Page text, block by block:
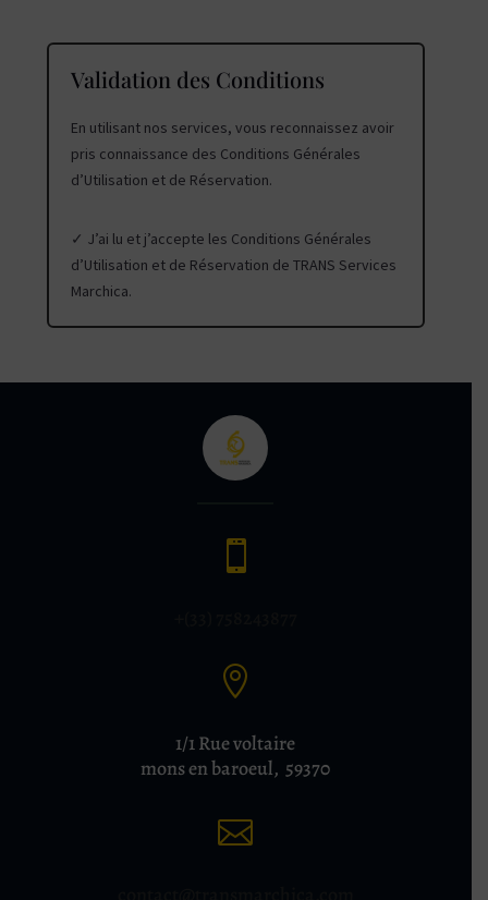
Validation des Conditions
En utilisant nos services, vous reconnaissez avoir
pris connaissance des Conditions Générales
d’Utilisation et de Réservation.
✓ J’ai lu et j’accepte les Conditions Générales
d’Utilisation et de Réservation de TRANS Services
Marchica.


1/1 Rue voltaire
mons en baroeul, 59370
